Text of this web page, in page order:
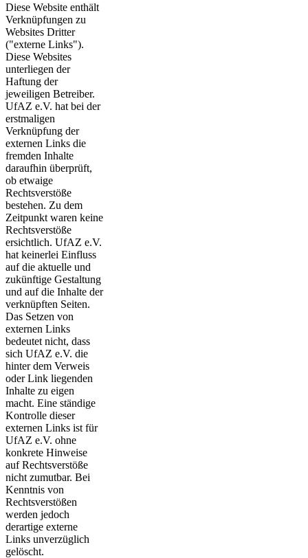
Diese Website enthält
Verknüpfungen zu
Websites Dritter
("externe Links").
Diese Websites
unterliegen der
Haftung der
jeweiligen Betreiber.
UfAZ e.V. hat bei der
erstmaligen
Verknüpfung der
externen Links die
fremden Inhalte
daraufhin überprüft,
ob etwaige
Rechtsverstöße
bestehen. Zu dem
Zeitpunkt waren keine
Rechtsverstöße
ersichtlich. UfAZ e.V.
hat keinerlei Einfluss
auf die aktuelle und
zukünftige Gestaltung
und auf die Inhalte der
verknüpften Seiten.
Das Setzen von
externen Links
bedeutet nicht, dass
sich UfAZ e.V. die
hinter dem Verweis
oder Link liegenden
Inhalte zu eigen
macht. Eine ständige
Kontrolle dieser
externen Links ist für
UfAZ e.V. ohne
konkrete Hinweise
auf Rechtsverstöße
nicht zumutbar. Bei
Kenntnis von
Rechtsverstößen
werden jedoch
derartige externe
Links unverzüglich
gelöscht.